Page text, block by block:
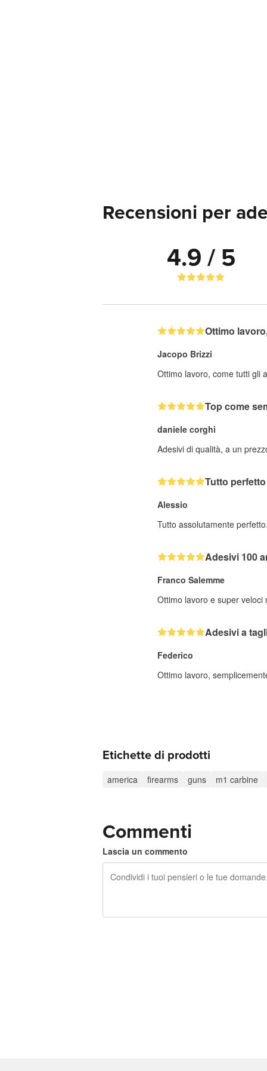
Recensioni per
4.9 / 5
Ottimo
Jacopo Brizzi
Ottimo lavoro, come tutti gli
Top come
daniele corghi
Adesivi di qualità, a un
Tutto perfetto
Alessio
Tutto assolutamente
Adesivi 100
Franco Salemme
Ottimo lavoro e super
Adesivi a
Federico
Ottimo lavoro,
Etichette di prodotti
america firearms guns m1 carbine
Commenti
Lascia un commento